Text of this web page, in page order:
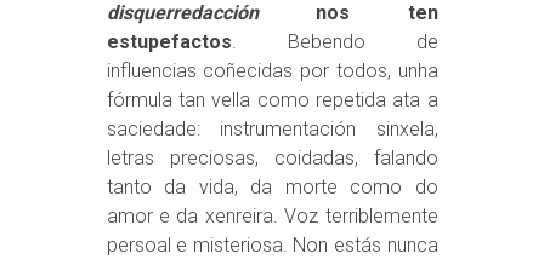
disquerredacciónnos ten
estupefactos. Bebendo de
influencias coñecidas por todos, unha
fórmula tan vella como repetida ata a
saciedade: instrumentación sinxela,
letras preciosas, coidadas, falando
tanto da vida, da morte como do
amor e da xenreira. Voz terriblemente
persoal e misteriosa. Non estás nunca